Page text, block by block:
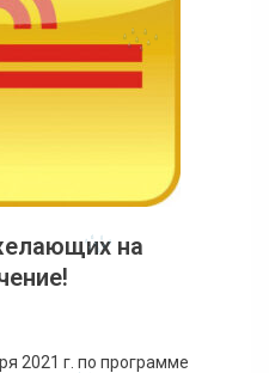
на
2021 г. по программе